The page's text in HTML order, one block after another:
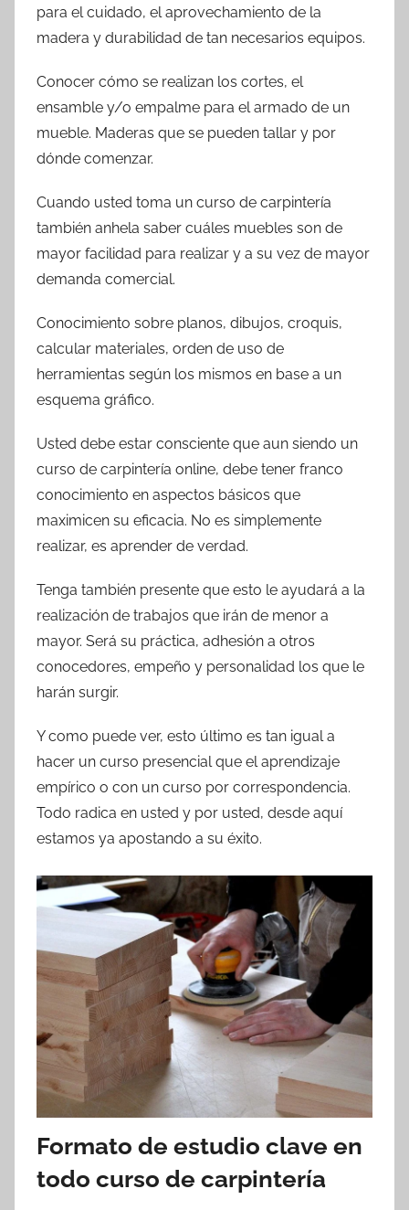
para el cuidado, el aprovechamiento de la
madera y durabilidad de tan necesarios equipos.
Conocer cómo se realizan los cortes, el
ensamble y/o empalme para el armado de un
mueble. Maderas que se pueden tallar y por
dónde comenzar.
Cuando usted toma un curso de carpintería
también anhela saber cuáles muebles son de
mayor facilidad para realizar y a su vez de mayor
demanda comercial.
Conocimiento sobre planos, dibujos, croquis,
calcular materiales, orden de uso de
herramientas según los mismos en base a un
esquema gráfico.
Usted debe estar consciente que aun siendo un
curso de carpintería online, debe tener franco
conocimiento en aspectos básicos que
maximicen su eficacia. No es simplemente
realizar, es aprender de verdad.
Tenga también presente que esto le ayudará a la
realización de trabajos que irán de menor a
mayor. Será su práctica, adhesión a otros
conocedores, empeño y personalidad los que le
harán surgir.
Y como puede ver, esto último es tan igual a
hacer un curso presencial que el aprendizaje
empírico o con un curso por correspondencia.
Todo radica en usted y por usted, desde aquí
estamos ya apostando a su éxito.
Formato de estudio clave en
todo curso de carpintería